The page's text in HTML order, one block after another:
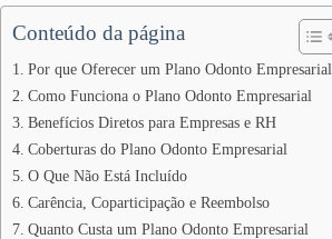
Conteúdo da página
Por que Oferecer um Plano Odonto Empresarial
Como Funciona o Plano Odonto Empresarial
Benefícios Diretos para Empresas e RH
Coberturas do Plano Odonto Empresarial
O Que Não Está Incluído
Carência, Coparticipação e Reembolso
Quanto Custa um Plano Odonto Empresarial